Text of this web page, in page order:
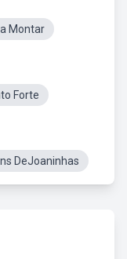
Montar
Forte
DeJoaninhas